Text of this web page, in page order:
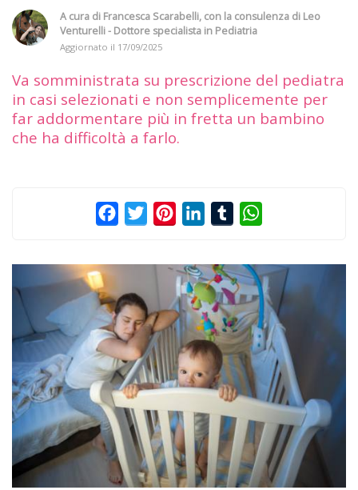
A cura di Francesca Scarabelli, con la consulenza di Leo
Venturelli - Dottore specialista in Pediatria
Aggiornato il 17/09/2025
Va somministrata su prescrizione del pediatra
in casi selezionati e non semplicemente per
far addormentare più in fretta un bambino
che ha difficoltà a farlo.
FacebookTwitterPinterestLinkedInTumblr